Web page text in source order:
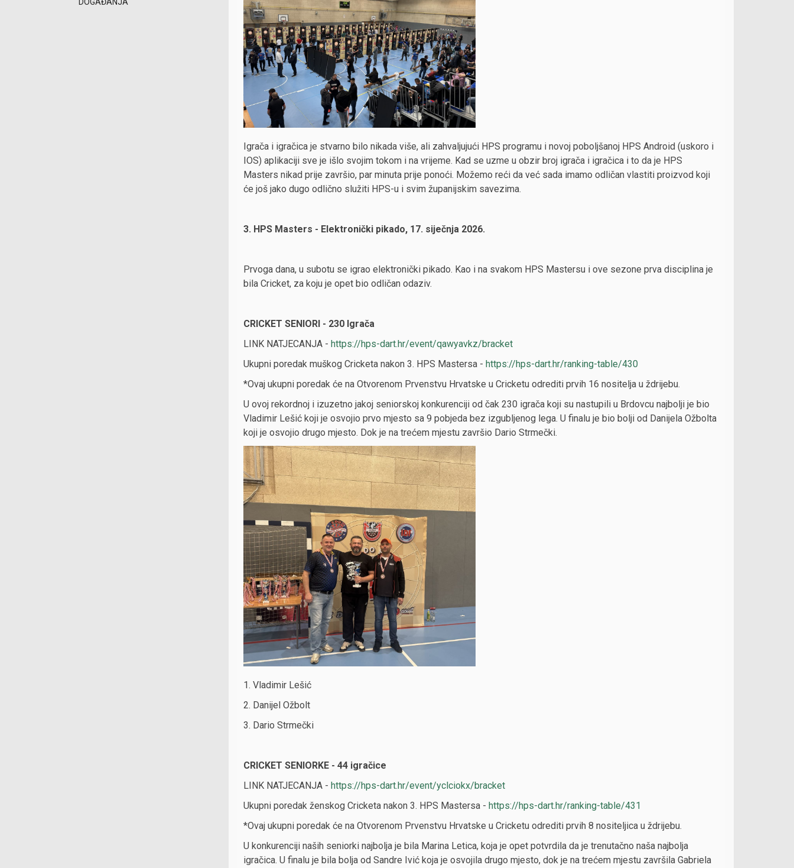
Igrača i igračica je stvarno bilo nikada više, ali zahvaljujući HPS programu i novoj poboljšanoj HPS Android (uskoro i
IOS) aplikaciji sve je išlo svojim tokom i na vrijeme. Kad se uzme u obzir broj igrača i igračica i to da je HPS
Masters nikad prije završio, par minuta prije ponoći. Možemo reći da već sada imamo odličan vlastiti proizvod koji
će još jako dugo odlično služiti HPS-u i svim županijskim savezima.
3. HPS Masters - Elektronički pikado, 17. siječnja 2026.
Prvoga dana, u subotu se igrao elektronički pikado. Kao i na svakom HPS Mastersu i ove sezone prva disciplina je
bila Cricket, za koju je opet bio odličan odaziv.
CRICKET SENIORI - 230 Igrača
LINK NATJECANJA - https://hps-dart.hr/event/qawyavkz/bracket
Ukupni poredak muškog Cricketa nakon 3. HPS Mastersa - https://hps-dart.hr/ranking-table/430
*Ovaj ukupni poredak će na Otvorenom Prvenstvu Hrvatske u Cricketu odrediti prvih 16 nositelja u ždrijebu.
U ovoj rekordnoj i izuzetno jakoj seniorskoj konkurenciji od čak 230 igrača koji su nastupili u Brdovcu najbolji je bio
Vladimir Lešić koji je osvojio prvo mjesto sa 9 pobjeda bez izgubljenog lega. U finalu je bio bolji od Danijela Ožbolta
koji je osvojio drugo mjesto. Dok je na trećem mjestu završio Dario Strmečki.
1. Vladimir Lešić
2. Danijel Ožbolt
3. Dario Strmečki
CRICKET SENIORKE - 44 igračice
LINK NATJECANJA - https://hps-dart.hr/event/yclciokx/bracket
Ukupni poredak ženskog Cricketa nakon 3. HPS Mastersa - https://hps-dart.hr/ranking-table/431
*Ovaj ukupni poredak će na Otvorenom Prvenstvu Hrvatske u Cricketu odrediti prvih 8 nositeljica u ždrijebu.
U konkurenciji naših seniorki najbolja je bila Marina Letica, koja je opet potvrdila da je trenutačno naša najbolja
igračica. U finalu je bila bolja od Sandre Ivić koja je osvojila drugo mjesto, dok je na trećem mjestu završila Gabriela